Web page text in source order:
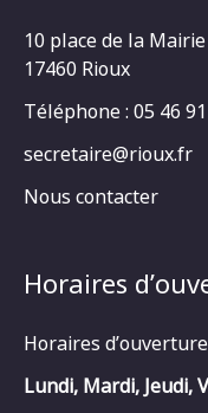
10 place de la Mairie
17460 Rioux
Téléphone : 05 46
secretaire@rioux.fr
Nous contacter
Horaires
Horaires
Lundi, Mardi, Jeudi,